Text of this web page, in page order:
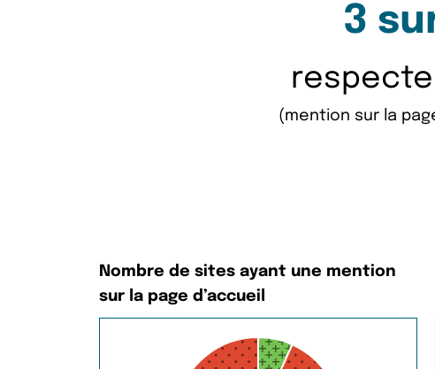
3
(mention sur la
Nombre de sites ayant une mention
sur la page d’accueil